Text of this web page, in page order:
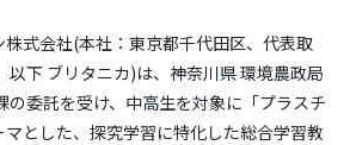
式会社(本社：東京都千代田区、代表取
以下 ブリタニカ)は、神奈川県 環境農政局
の委託を受け、中高生を対象に「プラスチ
とした、探究学習に特化した総合学習教